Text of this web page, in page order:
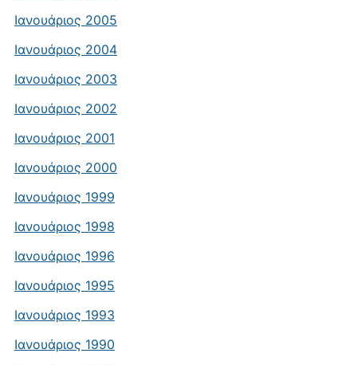
Ιανουάριος 2005
Ιανουάριος 2004
Ιανουάριος 2003
Ιανουάριος 2002
Ιανουάριος 2001
Ιανουάριος 2000
Ιανουάριος 1999
Ιανουάριος 1998
Ιανουάριος 1996
Ιανουάριος 1995
Ιανουάριος 1993
Ιανουάριος 1990